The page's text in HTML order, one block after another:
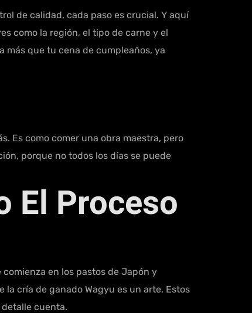
de calidad, cada paso es crucial. Y aquí
como la región, el tipo de carne y el
más que tu cena de cumpleaños, ya
Es como comer una obra maestra, pero
porque no todos los días se puede
El Proceso
en los pastos de Japón y
la cría de ganado Wagyu es un arte. Estos
cuenta.